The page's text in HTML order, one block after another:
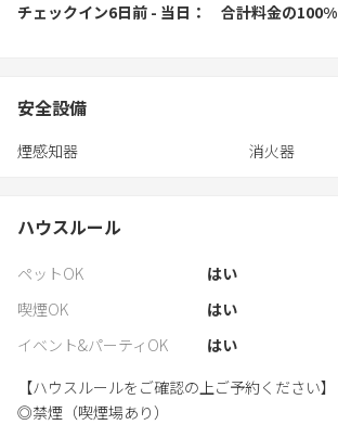
チェックイン6日前 - 当日
合計料金の100%
安全設備
煙感知器 消火器
ハウスルール
ペットOK
はい
喫煙OK
はい
イベント&パーティOK
はい
【ハウスルールをご確認の上ご予約ください】
◎禁煙（喫煙場あり）